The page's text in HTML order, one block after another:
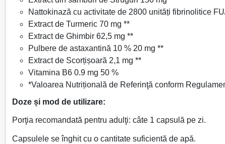
Nattokinază cu activitate de 2800 unități fibrinolitice
Extract de Turmeric 70 mg **
Extract de Ghimbir 62,5 mg **
Pulbere de astaxantină 10 % 20 mg **
Extract de Scorțișoară 2,1 mg **
Vitamina B6 0.9 mg 50 %
*Valoarea Nutrițională de Referinţă conform
Doze și mod de utilizare:
Porţia recomandată pentru adulţi: câte 1 capsulă pe zi.
Capsulele se înghit cu o cantitate suficientă de apă.